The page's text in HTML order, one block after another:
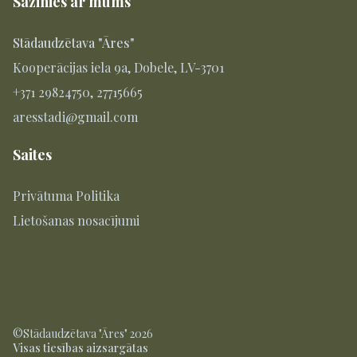
Stādaudzētava "Āres"
Kooperācijas iela 9a, Dobele, LV-3701
+371 29824750, 27715665
aresstadi@gmail.com
Saites
Privātuma Politika
Lietošanas nosacījumi
©Stādaudzētava "Āres" 2026
Visas tiesības aizsargātas